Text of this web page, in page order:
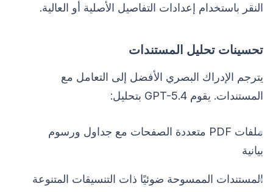
النقر باستخدام إعدادات التفاصيل الأصلية أو العالية.
تحسينات تحليل المستندات
يترجم الإدراك البصري الأفضل إلى التعامل مع
المستندات. يقوم GPT-5.4 بتحليل:
ملفات PDF متعددة الصفحات مع جداول ورسوم
بيانية
المستندات الممسوحة ضوئيًا ذات التنسيقات المتنوعة